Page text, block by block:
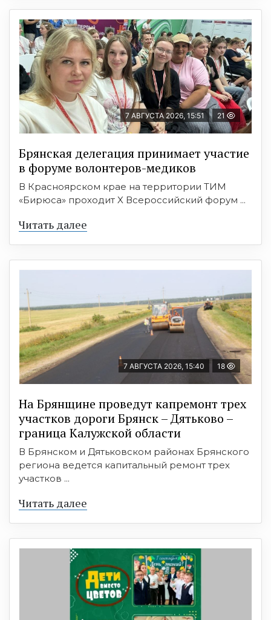
7 АВГУСТА 2026, 15:51 21
Брянская делегация принимает участие
в форуме волонтеров-медиков
В Красноярском крае на территории ТИМ
«Бирюса» проходит X Всероссийский форум ...
Читать далее
7 АВГУСТА 2026, 15:40 18
На Брянщине проведут капремонт трех
участков дороги Брянск – Дятьково –
граница Калужской области
В Брянском и Дятьковском районах Брянского
региона ведется капитальный ремонт трех
участков ...
Читать далее